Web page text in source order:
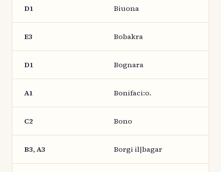
D1 Biuona
E3 Bobakra
D1 Bognara
A1 Bonifaci:o.
C2 Bono
B3, A3 Borgi il|bagar